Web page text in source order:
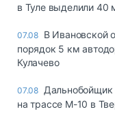
в Туле выделили 40
07.08 В Ивановской
порядок 5 км
Кулачево
07.08 Дальнобойщик
на трассе М-10 в